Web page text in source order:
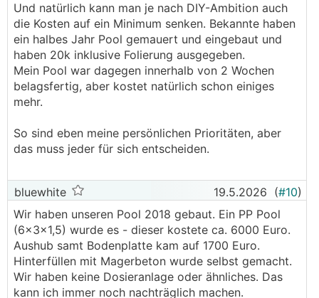
Und natürlich kann man je nach DIY-Ambition auch
die Kosten auf ein Minimum senken. Bekannte haben
ein halbes Jahr Pool gemauert und eingebaut und
haben 20k inklusive Folierung ausgegeben.
Mein Pool war dagegen innerhalb von 2 Wochen
belagsfertig, aber kostet natürlich schon einiges
mehr.
So sind eben meine persönlichen Prioritäten, aber
das muss jeder für sich entscheiden.
bluewhite 19.5.2026 (#10)
Wir haben unseren Pool 2018 gebaut. Ein PP Pool
(6x3x1,5) wurde es - dieser kostete ca. 6000 Euro.
Aushub samt Bodenplatte kam auf 1700 Euro.
Hinterfüllen mit Magerbeton wurde selbst gemacht.
Wir haben keine Dosieranlage oder ähnliches. Das
kann ich immer noch nachträglich machen.